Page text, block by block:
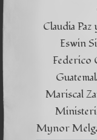
Claudia Paz
Eswin
Federico
Mariscal
Mynor